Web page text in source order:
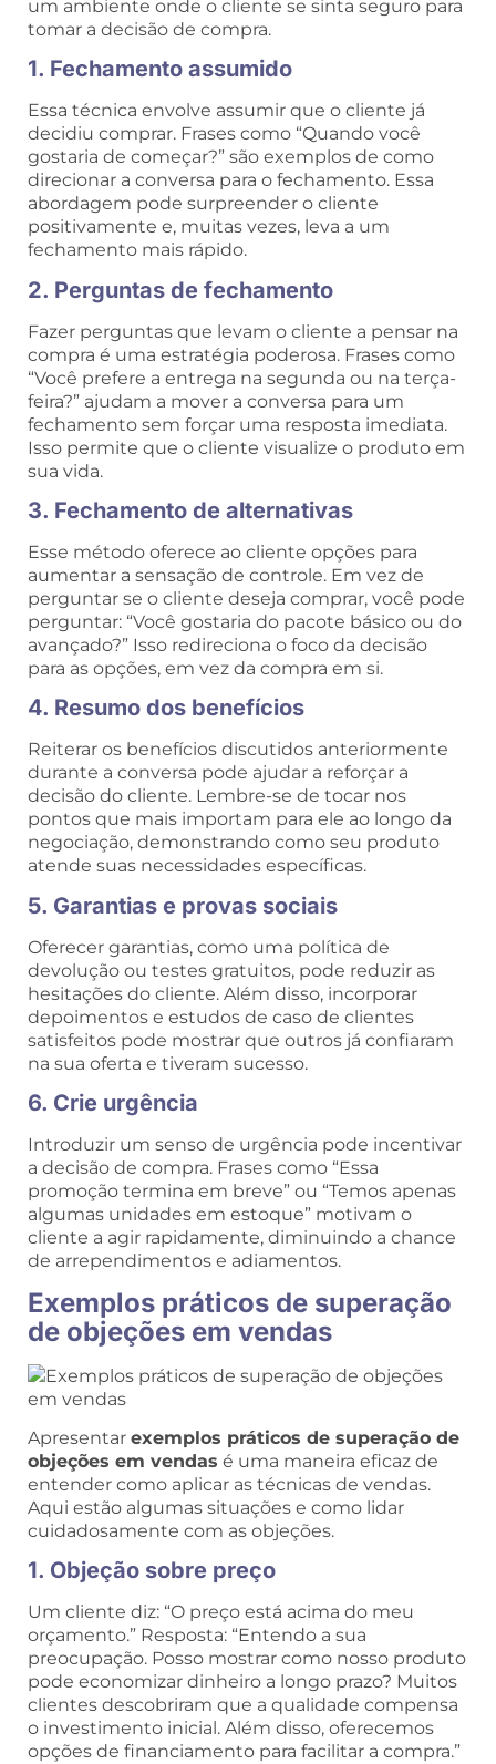
um ambiente onde o cliente se sinta seguro para
tomar a decisão de compra.
1. Fechamento assumido
Essa técnica envolve assumir que o cliente já
decidiu comprar. Frases como “Quando você
gostaria de começar?” são exemplos de como
direcionar a conversa para o fechamento. Essa
abordagem pode surpreender o cliente
positivamente e, muitas vezes, leva a um
fechamento mais rápido.
2. Perguntas de fechamento
Fazer perguntas que levam o cliente a pensar na
compra é uma estratégia poderosa. Frases como
“Você prefere a entrega na segunda ou na terça-
feira?” ajudam a mover a conversa para um
fechamento sem forçar uma resposta imediata.
Isso permite que o cliente visualize o produto em
sua vida.
3. Fechamento de alternativas
Esse método oferece ao cliente opções para
aumentar a sensação de controle. Em vez de
perguntar se o cliente deseja comprar, você pode
perguntar: “Você gostaria do pacote básico ou do
avançado?” Isso redireciona o foco da decisão
para as opções, em vez da compra em si.
4. Resumo dos benefícios
Reiterar os benefícios discutidos anteriormente
durante a conversa pode ajudar a reforçar a
decisão do cliente. Lembre-se de tocar nos
pontos que mais importam para ele ao longo da
negociação, demonstrando como seu produto
atende suas necessidades específicas.
5. Garantias e provas sociais
Oferecer garantias, como uma política de
devolução ou testes gratuitos, pode reduzir as
hesitações do cliente. Além disso, incorporar
depoimentos e estudos de caso de clientes
satisfeitos pode mostrar que outros já confiaram
na sua oferta e tiveram sucesso.
6. Crie urgência
Introduzir um senso de urgência pode incentivar
a decisão de compra. Frases como “Essa
promoção termina em breve” ou “Temos apenas
algumas unidades em estoque” motivam o
cliente a agir rapidamente, diminuindo a chance
de arrependimentos e adiamentos.
Exemplos práticos de superação
de objeções em vendas
Apresentar exemplos práticos de superação de
objeções em vendas é uma maneira eficaz de
entender como aplicar as técnicas de vendas.
Aqui estão algumas situações e como lidar
cuidadosamente com as objeções.
1. Objeção sobre preço
Um cliente diz: “O preço está acima do meu
orçamento.” Resposta: “Entendo a sua
preocupação. Posso mostrar como nosso produto
pode economizar dinheiro a longo prazo? Muitos
clientes descobriram que a qualidade compensa
o investimento inicial. Além disso, oferecemos
opções de financiamento para facilitar a compra.”